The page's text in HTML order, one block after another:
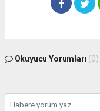
Okuyucu Yorumları (0)